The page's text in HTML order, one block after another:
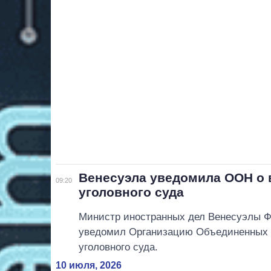
09:20
Венесуэла уведомила ООН о
уголовного суда
Министр иностранных дел Венесуэлы
уведомил Организацию
уголовного суда.
10 июля, 2026